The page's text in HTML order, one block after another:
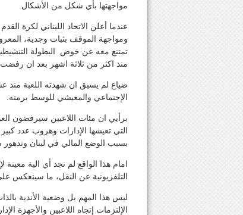
مواجهتها بأي شكل من الأشكال.
عندما أعلن الاتحاد اللبناني لكرة
ومواجهة الموقف بثبات وجدية،
تمتنع معه عن خوض البطولة
منذ اكثر من ثلاثة اشهر بعد ان رفضت
ضياع لم يسبق ان شهدته اللعبة
الإجتماعي والمعيشي للوسط برمته.
برأيي ان مئات اللاعبين سيرفضون
التي تعيشها الإدارات وهروب عدد
بسبب الوضع المالي في لبنان وتدهور
امام هذا الواقع لم نجد أي الية
التلفزيونية عن النقل، ما
ليس هذا المهم بل وضعية الأندية
الإلتزمات إتجاه اللاعبين والأجهزة